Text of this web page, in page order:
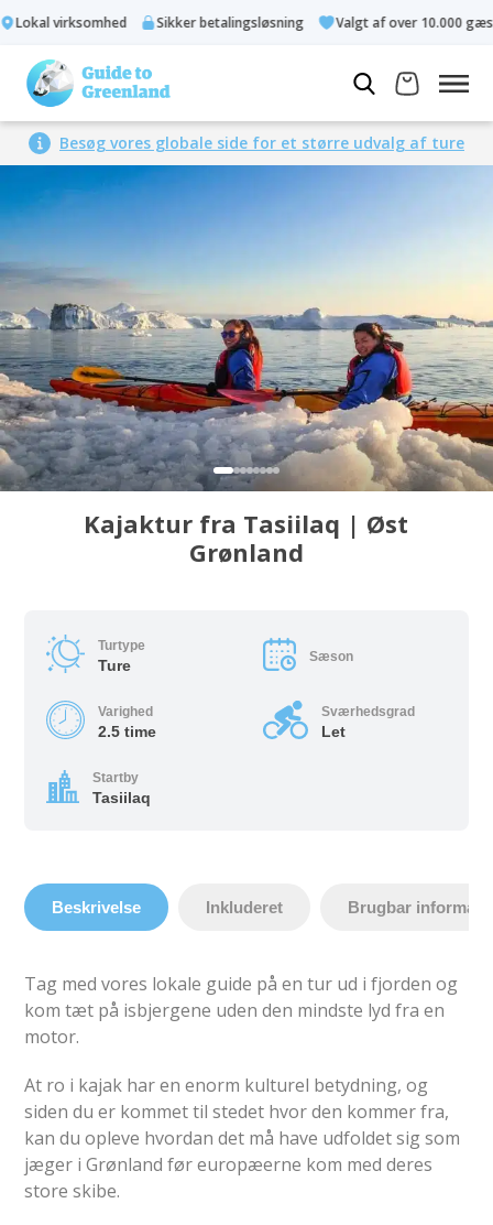
virksomhed Sikker betalingsløsning Valgt af over 10.000 gæster
Besøg vores globale side for et større udvalg af ture
Kajaktur fra Tasiilaq | Øst
Grønland
Turtype
Ture Sæson
Varighed
2.5 time
Sværhedsgrad
Let
Startby
Tasiilaq
Beskrivelse Inkluderet Brugbar
Tag med vores lokale guide på en tur ud i fjorden og
kom tæt på isbjergene uden den mindste lyd fra en
motor.
At ro i kajak har en enorm kulturel betydning, og
siden du er kommet til stedet hvor den kommer fra,
kan du opleve hvordan det må have udfoldet sig som
jæger i Grønland før europæerne kom med deres
store skibe.